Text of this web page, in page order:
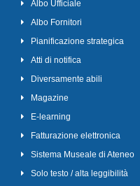
Albo Ufficiale
Albo Fornitori
Pianificazione strategica
Atti di notifica
Diversamente abili
Magazine
E-learning
Fatturazione elettronica
Sistema Museale di Ateneo
Solo testo / alta leggibilità